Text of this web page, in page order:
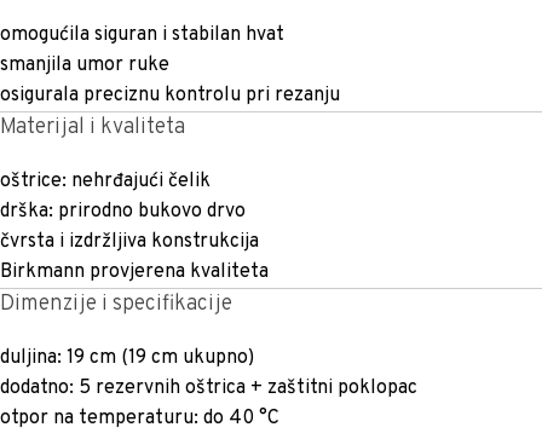
omogućila siguran i stabilan hvat
smanjila umor ruke
osigurala preciznu kontrolu pri rezanju
Materijal i kvaliteta
oštrice: nehrđajući čelik
drška: prirodno bukovo drvo
čvrsta i izdržljiva konstrukcija
Birkmann provjerena kvaliteta
Dimenzije i specifikacije
duljina: 19 cm (19 cm ukupno)
dodatno: 5 rezervnih oštrica + zaštitni poklopac
otpor na temperaturu: do 40 °C